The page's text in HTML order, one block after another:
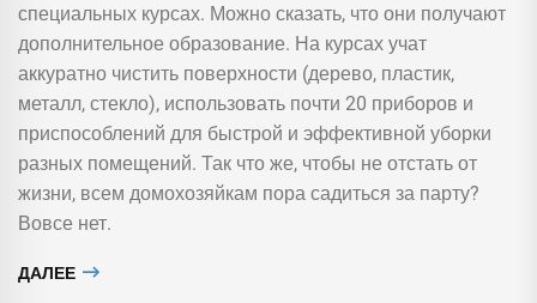
специальных курсах. Можно сказать, что они получают
дополнительное образование. На курсах учат
аккуратно чистить поверхности (дерево, пластик,
металл, стекло), использовать почти 20 приборов и
приспособлений для быстрой и эффективной уборки
разных помещений. Так что же, чтобы не отстать от
жизни, всем домохозяйкам пора садиться за парту?
Вовсе нет.
ДАЛЕЕ